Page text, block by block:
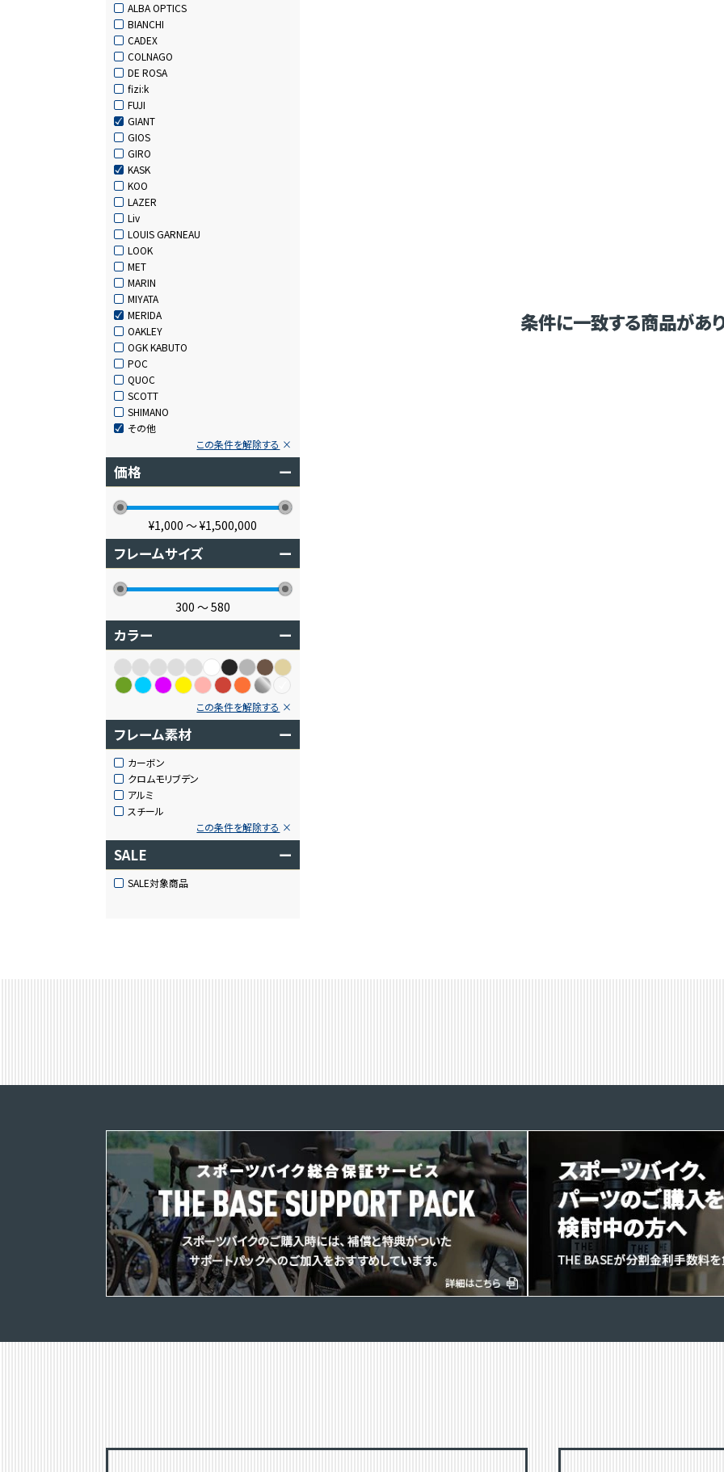
ALBA OPTICS
BIANCHI
CADEX
COLNAGO
DE ROSA
fizi:k
FUJI
GIANT
GIOS
GIRO
KASK
KOO
LAZER
Liv
LOUIS GARNEAU
LOOK
MET
MARIN
MIYATA
MERIDA
OAKLEY
OGK KABUTO
POC
QUOC
SCOTT
SHIMANO
その他
この条件を解除する
価格 ー
¥1,000 〜¥1,500,000
フレームサイズ ー
300 〜580
カラー ー
この条件を解除する
フレーム素材 ー
カーボン
クロムモリブデン
アルミ
スチール
この条件を解除する
SALE ー
SALE対象商品
条件に一致する商品があ